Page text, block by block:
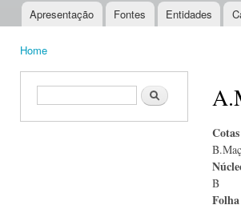
Main menu
Apresentação Fontes Entidades
Home
Search form Search
B